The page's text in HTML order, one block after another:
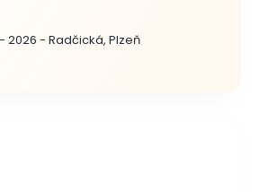
2026 - Radčická, Plzeň